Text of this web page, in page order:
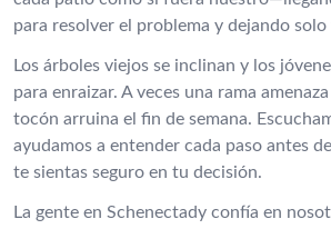
para resolver el problema y dejando
Los árboles viejos se inclinan y los
para enraizar. A veces una rama
tocón arruina el fin de semana.
ayudamos a entender cada paso antes
te sientas seguro en tu decisión.
La gente en Schenectady confía en